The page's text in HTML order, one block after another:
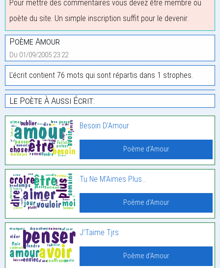
Pour mettre des commentaires vous devez être membre ou
poète du site. Un simple inscription suffit pour le devenir.
Poème Amour
Du 01/09/2005 23:22
L'écrit contient 76 mots qui sont répartis dans 1 strophes.
Le Poète À Aussi Écrit:
Besoin D’Amour
Poème d'Amour
Tu Ne M’Aimes Plus…
Poème d'Amour
J’Taime Tjrs
Poème d'Amour